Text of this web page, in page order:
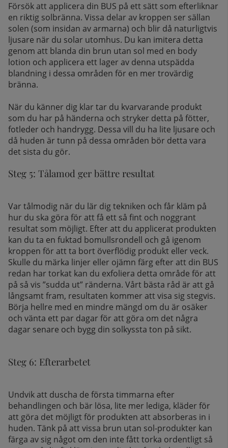
Försök att applicera din BUS på ett sätt som efterliknar
en riktig solbränna. Vissa delar av kroppen ser sällan
solen (som insidan av armarna) och blir då naturligtvis
ljusare när du solar utomhus. Du kan imitera detta
genom att blanda din brun utan sol med en body
lotion och applicera ett lager av denna utspädda
blandning i dessa områden för en mer trovärdig
bränna.
När du känner dig klar tar du kvarvarande produkt
som du har på händerna och stryker detta på fötter,
fotleder och handrygg. Dessa vill du ha lite ljusare och
då huden är tunn på dessa områden bör detta vara
det sista du gör.
Steg 5: Tålamod ger bättre resultat
Var tålmodig när du lär dig tekniken och får kläm på
hur du ska göra för att få ett så fint och noggrant
resultat som möjligt. Efter att du applicerat produkten
kan du ta en fuktad bomullsrondell och gå igenom
kroppen för att ta bort överflödig produkt eller veck.
Skulle du märka linjer eller ojämn färg efter att din BUS
redan har torkat kan du exfoliera detta område för att
på så vis ”sudda ut” ränderna. Vårt bästa råd är att gå
långsamt fram, resultaten kommer att visa sig stegvis.
Börja hellre med en mindre mängd om du är osäker
och vänta ett par dagar för att göra om det några
dagar senare och bygg din solkyssta ton på sikt.
Steg 6: Efterarbetet
Undvik att duscha de första timmarna efter
behandlingen och bär lösa, lite mer lediga, kläder för
att göra det möjligt för produkten att absorberas in i
huden. Tänk på att vissa brun utan sol-produkter kan
färga av sig något om den inte fått torka ordentligt så